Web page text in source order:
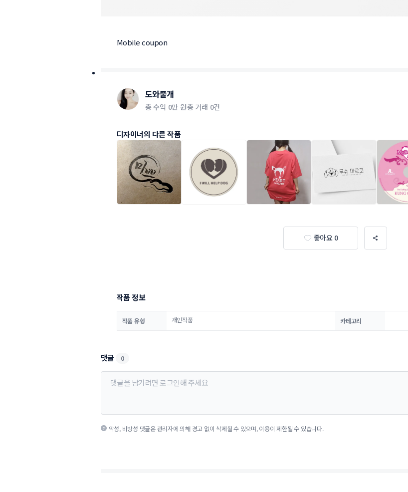
Mobile coupon
도와줄개
총 수익 0만 원총 거래 0건
디자이너의 다른 작품
좋아요 0
작품 정보
작품 유형 개인작품 카테고리
댓글 0
악성, 비방성 댓글은 관리자에 의해 경고 없이 삭제될 수 있으며, 이용이 제한될 수 있습니다.